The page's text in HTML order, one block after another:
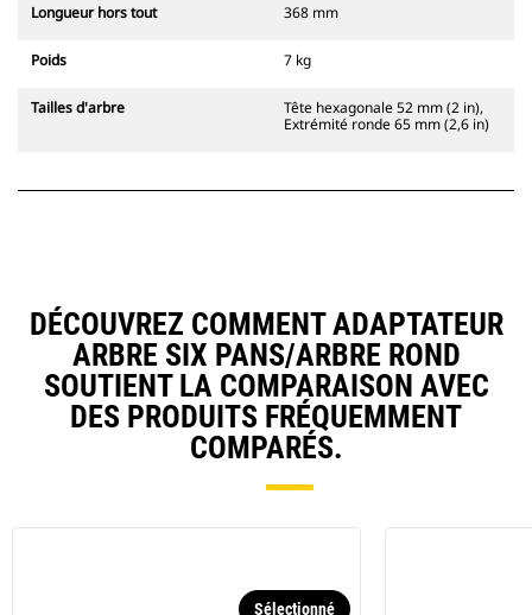
Longueur hors tout 368 mm
Poids 7 kg
Tailles d'arbre
Tête hexagonale 52 mm (2 in),
Extrémité ronde 65 mm (2,6 in)
DÉCOUVREZ COMMENT ADAPTATEUR
ARBRE SIX PANS/ARBRE ROND
SOUTIENT LA COMPARAISON AVEC
DES PRODUITS FRÉQUEMMENT
COMPARÉS.
Sélectionné